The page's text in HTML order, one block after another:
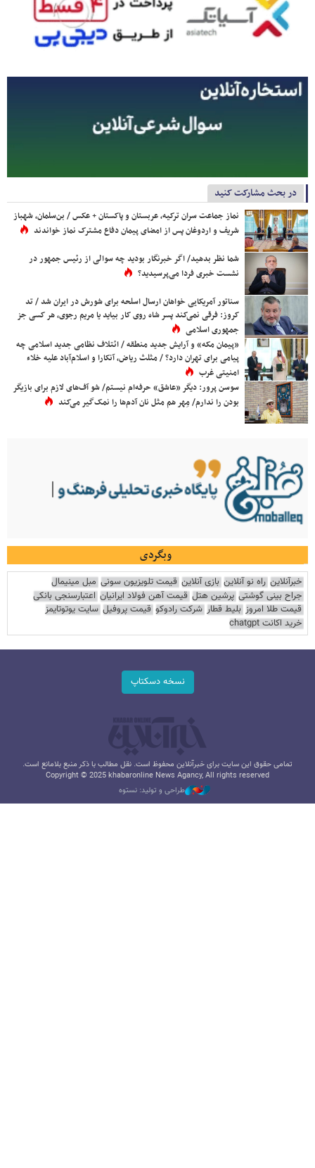
در بحث مشارکت کنید
نماز جماعت سران ترکیه، عربستان و پاکستان + عکس / بن‌سلمان، شهباز
شریف و اردوغان پس از امضای پیمان دفاع مشترک نماز خواندند
شما نظر بدهید/ اگر خبرنگار بودید چه سوالی از رئیس جمهور در
نشست خبری فردا می‌پرسیدید؟
سناتور آمریکایی خواهان ارسال اسلحه برای شورش در ایران شد / تد
کروز: فرقی نمی‌کند پسر شاه روی کار بیاید یا مریم رجوی، هر کسی جز
جمهوری اسلامی
«پیمان مکه» و آرایش جدید منطقه / ائتلاف نظامی جدید اسلامی چه
پیامی برای تهران دارد؟ / مثلث ریاض، آنکارا و اسلام‌آباد علیه خلاء
امنیتی غرب
سوسن پرور: دیگر «عاشق» حرفه‌ام نیستم/ شو آف‌های لازم برای بازیگر
بودن را ندارم/ مِهر هم مثل نان آدم‌ها را نمک‌گیر می‌کند
وبگردی
خبرآنلاین راه نو آنلاین بازی آنلاین قیمت تلویزیون سونی مبل مینیمال
جراح بینی گوشتی پرشین هتل قیمت آهن فولاد ایرانیان اعتبارسنجی بانکی
قیمت طلا امروز بلیط قطار شرکت رادوکو قیمت پروفیل سایت یوتوتایمز
خرید اکانت chatgpt
نسخه دسکتاپ
تمامی حقوق این سایت برای خبرآنلاین محفوظ است. نقل مطالب با ذکر منبع بلامانع است.
Copyright © 2025 khabaronline News Agancy, All rights reserved
طراحی و تولید: نستوه